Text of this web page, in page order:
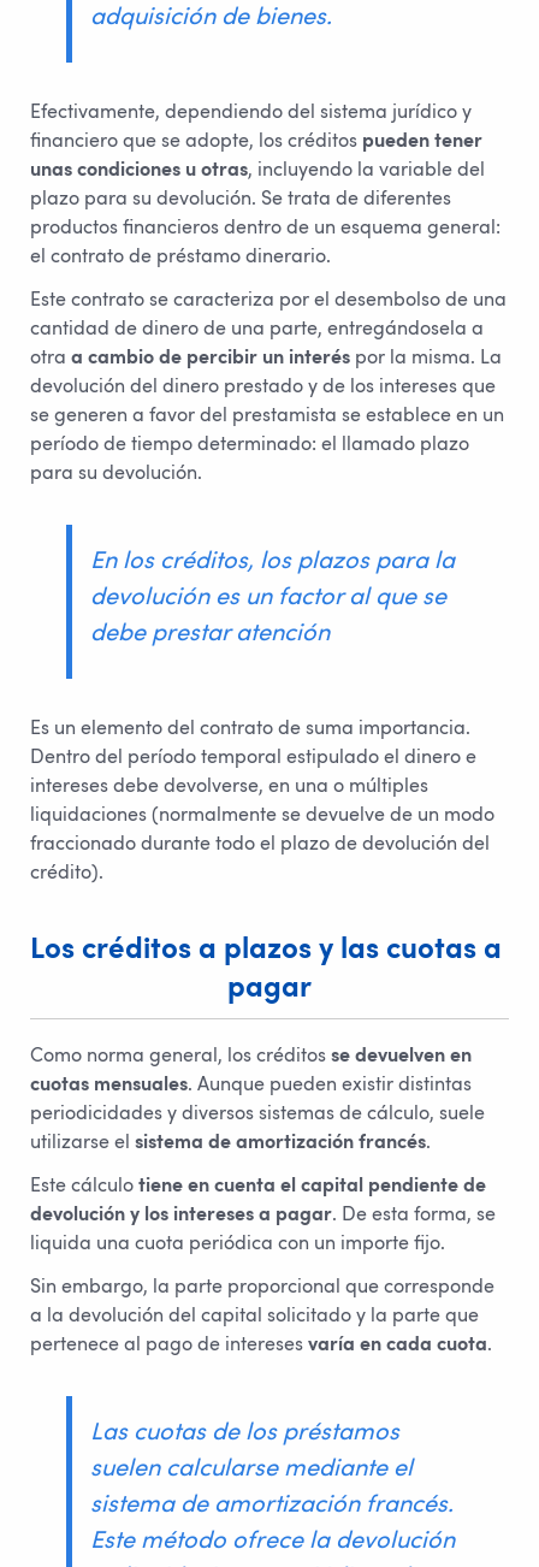
adquisición de bienes.
Efectivamente, dependiendo del sistema jurídico y
financiero que se adopte, los créditos pueden tener
unas condiciones u otras, incluyendo la variable del
plazo para su devolución. Se trata de diferentes
productos financieros dentro de un esquema general:
el contrato de préstamo dinerario.
Este contrato se caracteriza por el desembolso de una
cantidad de dinero de una parte, entregándosela a
otra a cambio de percibir un interés por la misma. La
devolución del dinero prestado y de los intereses que
se generen a favor del prestamista se establece en un
período de tiempo determinado: el llamado plazo
para su devolución.
En los créditos, los plazos para la
devolución es un factor al que se
debe prestar atención
Es un elemento del contrato de suma importancia.
Dentro del período temporal estipulado el dinero e
intereses debe devolverse, en una o múltiples
liquidaciones (normalmente se devuelve de un modo
fraccionado durante todo el plazo de devolución del
crédito).
Los créditos a plazos y las cuotas a
pagar
Como norma general, los créditos se devuelven en
cuotas mensuales. Aunque pueden existir distintas
periodicidades y diversos sistemas de cálculo, suele
utilizarse el sistema de amortización francés.
Este cálculo tiene en cuenta el capital pendiente de
devolución y los intereses a pagar. De esta forma, se
liquida una cuota periódica con un importe fijo.
Sin embargo, la parte proporcional que corresponde
a la devolución del capital solicitado y la parte que
pertenece al pago de intereses varía en cada cuota.
Las cuotas de los préstamos
suelen calcularse mediante el
sistema de amortización francés.
Este método ofrece la devolución